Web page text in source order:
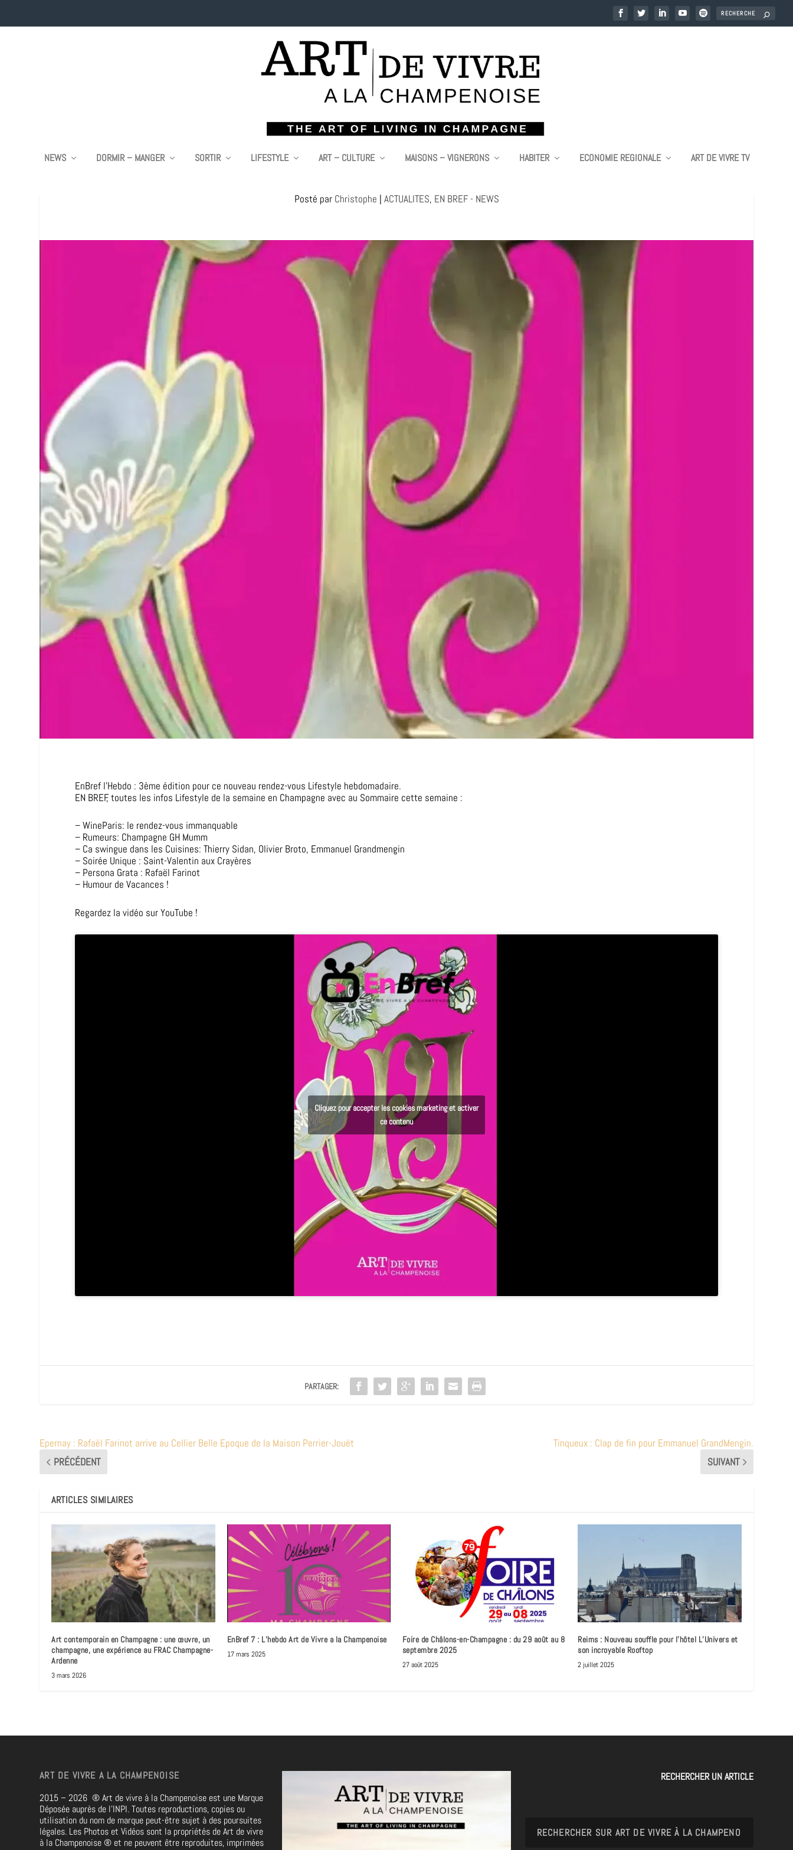
NEWS DORMIR – MANGER SORTIR LIFESTYLE ART – CULTURE MAISONS – VIGNERONS HABITER ECONOMIE REGIONALE ART DE VIVRE TV
Posté par Christophe | ACTUALITES, EN BREF - NEWS
EnBref l’Hebdo : 3ème édition pour ce nouveau rendez-vous Lifestyle hebdomadaire.
EN BREF, toutes les infos Lifestyle de la semaine en Champagne avec au Sommaire cette semaine :
– WineParis: le rendez-vous immanquable
– Rumeurs: Champagne GH Mumm
– Ca swingue dans les Cuisines: Thierry Sidan, Olivier Broto, Emmanuel Grandmengin
– Soirée Unique : Saint-Valentin aux Crayères
– Persona Grata : Rafaël Farinot
– Humour de Vacances !
Regardez la vidéo sur YouTube !
Cliquez pour accepter les cookies marketing et activer
ce contenu
PARTAGER:
Epernay : Rafaël Farinot arrive au Cellier Belle Epoque de la Maison Perrier-Jouët
PRÉCÉDENT
Tinqueux : Clap de fin pour Emmanuel GrandMengin.
SUIVANT
ARTICLES SIMILAIRES
Art contemporain en Champagne : une œuvre, un
champagne, une expérience au FRAC Champagne-
Ardenne
3 mars 2026
EnBref 7 : L’hebdo Art de Vivre a la Champenoise
17 mars 2025
Foire de Châlons-en-Champagne : du 29 août au 8
septembre 2025
27 août 2025
Reims : Nouveau souffle pour l’hôtel L’Univers et
son incroyable Rooftop
2 juillet 2025
ART DE VIVRE A LA CHAMPENOISE
2015 – 2026®Art de vivre à la Champenoise est une Marque
Déposée auprès de l’INPI. Toutes reproductions, copies ou
utilisation du nom de marque peut-être sujet à des poursuites
légales. Les Photos et Vidéos sont la propriétés de Art de vivre
à la Champenoise® et ne peuvent être reproduites, imprimées
RECHERCHER UN ARTICLE